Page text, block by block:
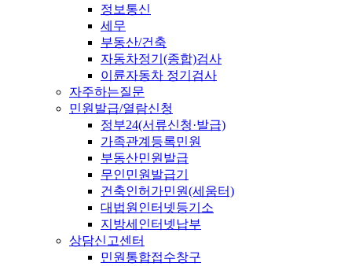
정보통신
세무
부동산/건축
자동차정기(종합)검사
이륜자동차 정기검사
자주하는질문
민원발급/열람신청
정부24(서류신청·발급)
가족관계등록민원
부동산민원발급
무인민원발급기
건축인허가민원(세움터)
대법원인터넷등기소
지방세인터넷납부
상담신고센터
민원통합접수창구